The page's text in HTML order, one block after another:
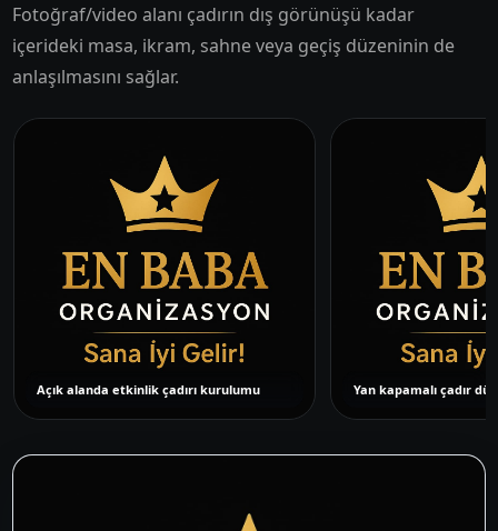
Fotoğraf/video alanı çadırın dış görünüşü kadar
içerideki masa, ikram, sahne veya geçiş düzeninin de
anlaşılmasını sağlar.
Açık alanda etkinlik çadırı kurulumu Yan kapamalı çadır